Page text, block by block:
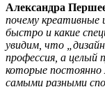
Александра
почему креативные
быстро и какие
увидим, что
профессия, а целый
которые постоянно
самыми разными